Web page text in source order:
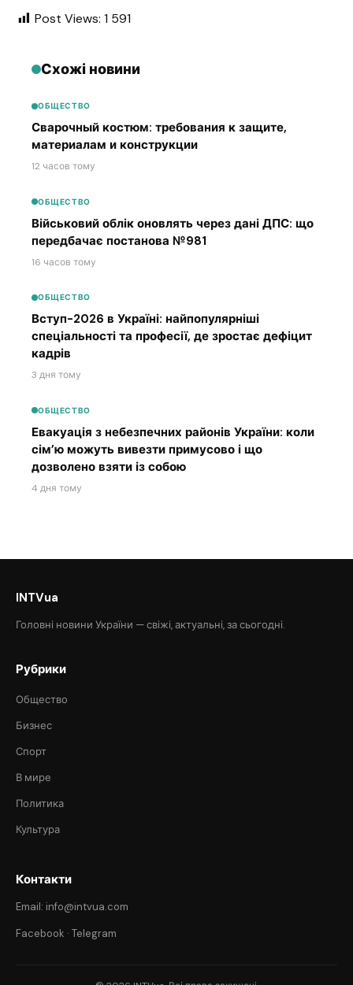
Post Views: 1 591
Схожі новини
ОБЩЕСТВО
Сварочный костюм: требования к защите,
материалам и конструкции
12 часов тому
ОБЩЕСТВО
Військовий облік оновлять через дані ДПС: що
передбачає постанова №981
16 часов тому
ОБЩЕСТВО
Вступ-2026 в Україні: найпопулярніші
спеціальності та професії, де зростає дефіцит
кадрів
3 дня тому
ОБЩЕСТВО
Евакуація з небезпечних районів України: коли
сім’ю можуть вивезти примусово і що
дозволено взяти із собою
4 дня тому
INTVua
Головні новини України — свіжі, актуальні, за сьогодні.
Рубрики
Общество
Бизнес
Спорт
В мире
Политика
Культура
Контакти
Email: info@intvua.com
Facebook · Telegram